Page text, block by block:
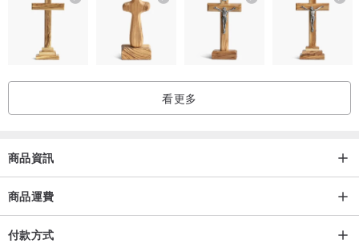
禮盒尺寸15x15x4cm
｜秘魯聖木條 （原產地：秘魯）
｜秘魯聖木香塔 （原產地：秘魯）
｜擴香石座 x 1個
較明顯，適合淨化空間與改善環境氣味。
的木質香氣，適合清理身體能量場。
看更多
商品資訊
商品運費
付款方式